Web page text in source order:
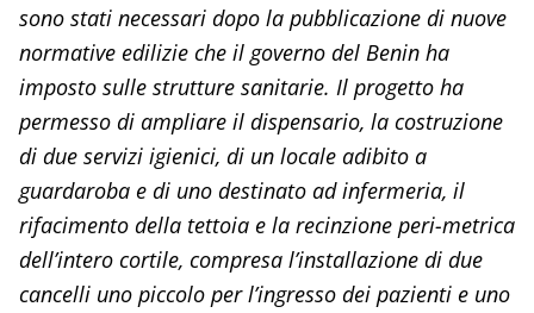
sono stati necessari dopo la pubblicazione di nuove
normative edilizie che il governo del Benin ha
imposto sulle strutture sanitarie. Il progetto ha
permesso di ampliare il dispensario, la costruzione
di due servizi igienici, di un locale adibito a
guardaroba e di uno destinato ad infermeria, il
rifacimento della tettoia e la recinzione peri-metrica
dell’intero cortile, compresa l’installazione di due
cancelli uno piccolo per l’ingresso dei pazienti e uno